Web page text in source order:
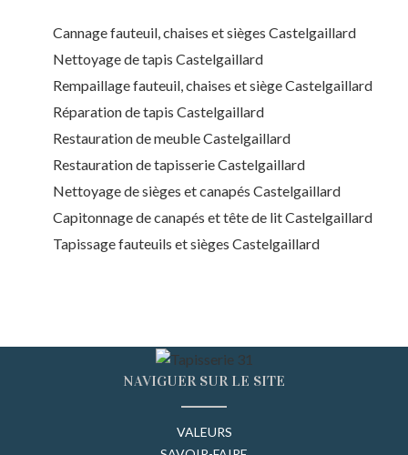
Cannage fauteuil, chaises et sièges Castelgaillard
Nettoyage de tapis Castelgaillard
Rempaillage fauteuil, chaises et siège Castelgaillard
Réparation de tapis Castelgaillard
Restauration de meuble Castelgaillard
Restauration de tapisserie Castelgaillard
Nettoyage de sièges et canapés Castelgaillard
Capitonnage de canapés et tête de lit Castelgaillard
Tapissage fauteuils et sièges Castelgaillard
NAVIGUER SUR LE SITE
VALEURS